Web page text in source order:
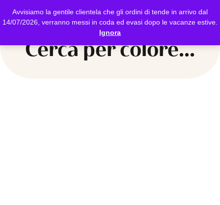
Avvisiamo la gentile clientela che gli ordini di tende in arrivo dal
14/07/2026, verranno messi in coda ed evasi dopo le vacanze estive.
Ignora
Cerca per colore…